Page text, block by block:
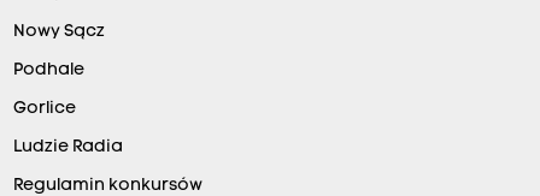
Nowy Sącz
Podhale
Gorlice
Ludzie Radia
Regulamin konkursów